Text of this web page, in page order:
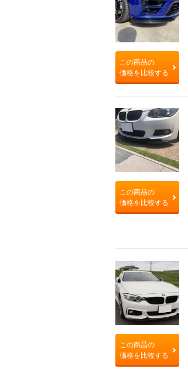
この商品の
価格を比較する
この商品の
価格を比較する
この商品の
価格を比較する